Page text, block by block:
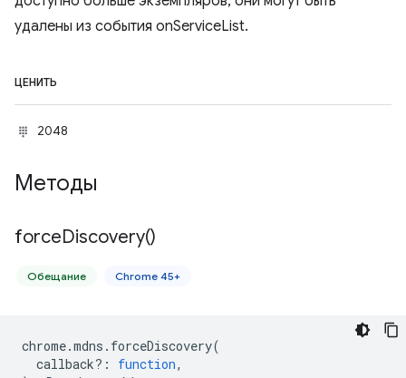
удалены из события onServiceList.
ЦЕНИТЬ
2048
Методы
forceDiscovery()
Обещание Chrome 45+
chrome.mdns . forceDiscovery(
callback? : function,